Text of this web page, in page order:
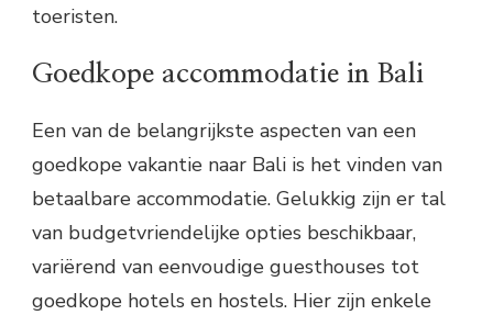
toeristen.
Goedkope accommodatie in Bali
Een van de belangrijkste aspecten van een
goedkope vakantie naar Bali is het vinden van
betaalbare accommodatie. Gelukkig zijn er tal
van budgetvriendelijke opties beschikbaar,
variërend van eenvoudige guesthouses tot
goedkope hotels en hostels. Hier zijn enkele